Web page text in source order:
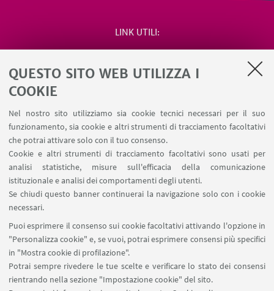
QUESTO SITO WEB UTILIZZA I
COOKIE
Nel nostro sito utilizziamo sia cookie tecnici necessari per il suo
funzionamento, sia cookie e altri strumenti di tracciamento facoltativi
che potrai attivare solo con il tuo consenso.
Cookie e altri strumenti di tracciamento facoltativi sono usati per
analisi statistiche, misure sull'efficacia della comunicazione
istituzionale e analisi dei comportamenti degli utenti.
Se chiudi questo banner continuerai la navigazione solo con i cookie
necessari.
Puoi esprimere il consenso sui cookie facoltativi attivando l'opzione in
"Personalizza cookie" e, se vuoi, potrai esprimere consensi più specifici
in "Mostra cookie di profilazione".
Potrai sempre rivedere le tue scelte e verificare lo stato dei consensi
rientrando nella sezione "Impostazione cookie" del sito.
LINK UTILI
Salute e sicurezza
Missioni web
Ministero della Salute – EFSA Focal Point
SEGUI IL DIPARTIMENTO SU:
SEGUI UNIBO SU:
APP: